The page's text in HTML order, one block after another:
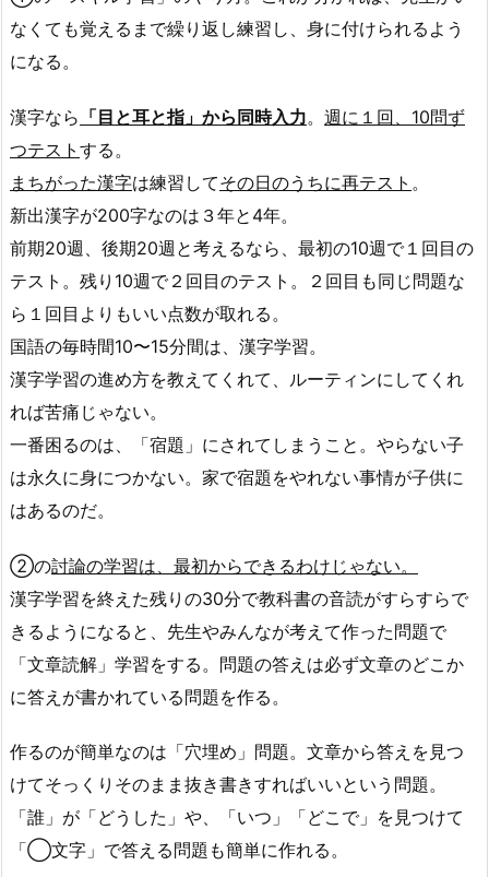
なくても覚えるまで繰り返し練習し、身に付けられるよう
になる。
漢字なら 「目と耳と指」から同時入力。 週に１回、10問ず
つテスト する。
まちがった漢字は練習してその日のうちに再テスト 。
新出漢字が200字なのは３年と4年。
前期20週、後期20週と考えるなら、最初の10週で１回目の
テスト。残り10週で２回目のテスト。２回目も同じ問題な
ら１回目よりもいい点数が取れる。
国語の毎時間10〜15分間は、漢字学習。
漢字学習の進め方を教えてくれて、ルーティンにしてくれ
れば苦痛じゃない。
一番困るのは、「宿題」にされてしまうこと。やらない子
は永久に身につかない。家で宿題をやれない事情が子供に
はあるのだ。
②の討論の学習は、最初からできるわけじゃない。
漢字学習を終えた残りの30分で教科書の音読がすらすらで
きるようになると、先生やみんなが考えて作った問題で
「文章読解」学習をする。問題の答えは必ず文章のどこか
に答えが書かれている問題を作る。
作るのが簡単なのは「穴埋め」問題。文章から答えを見つ
けてそっくりそのまま抜き書きすればいいという問題。
「誰」が「どうした」や、「いつ」「どこで」を見つけて
「◯文字」で答える問題も簡単に作れる。